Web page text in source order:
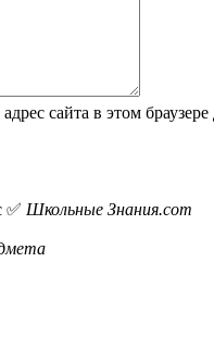
сайта в этом
✅ Школьные Знания.com